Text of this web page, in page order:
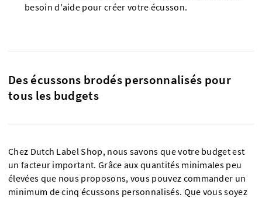
besoin d'aide pour créer votre écusson.
Des écussons brodés personnalisés pour
tous les budgets
Chez Dutch Label Shop, nous savons que votre budget est
un facteur important. Grâce aux quantités minimales peu
élevées que nous proposons, vous pouvez commander un
minimum de cinq écussons personnalisés. Que vous soyez